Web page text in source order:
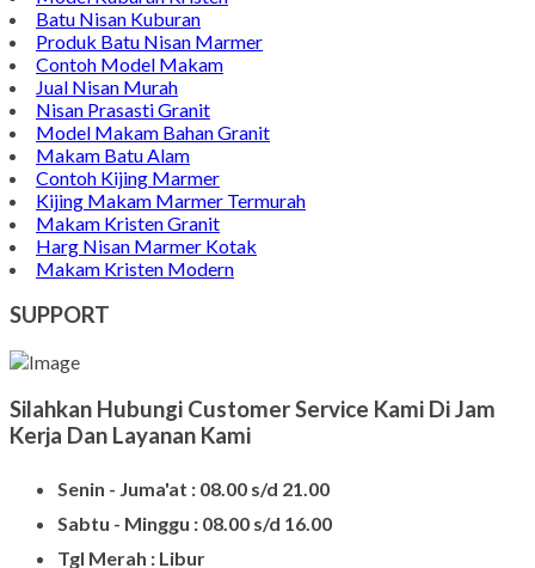
Kijing Makam Marmer
Nisan Marmer
Prasasti Granit
Jual Prasasti Marmer
Nisan Salib
Jual Prasasti Granit
Nisan Batu Salib Murah
Model Kijing Marmer
Kijing Marmer
Contoh Nisan Patok
Batu Nisan Granit
Bongpay Granit
Model Kuburan Kristen
Batu Nisan Kuburan
Produk Batu Nisan Marmer
Jual Nisan Murah
Nisan Prasasti Granit
Model Makam Bahan Granit
Makam Batu Alam
Kijing Makam Marmer Termurah
Harg Nisan Marmer Kotak
Makam Kristen Modern